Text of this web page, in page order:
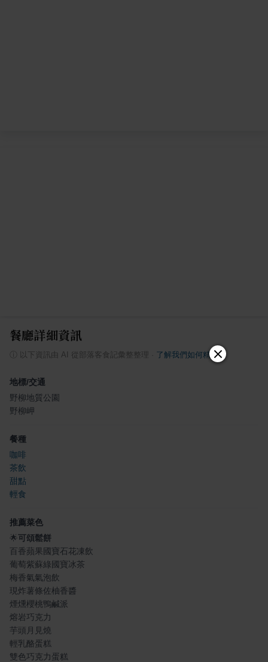
餐廳詳細資訊
ⓘ 以下資訊由 AI 從部落客食記彙整整理 了解我們如何精選
地標/交通
野柳地質公園
野柳岬
餐種
咖啡
茶飲
甜點
輕食
推薦菜色
🌟可頌鬆餅
百香蘋果國寶石花凍飲
葡萄紫蘇綠國寶冰茶
梅香氣氣泡飲
現炸薯條佐柚香醬
煙燻櫻桃鴨鹹派
熔岩巧克力
芋頭月見燒
輕乳酪蛋糕
雙色巧克力蛋糕